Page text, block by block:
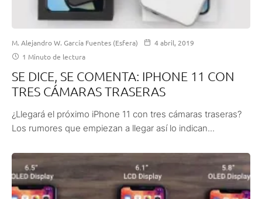
M. Alejandro W. García Fuentes (Esfera)
4 abril, 2019
1 Minuto de lectura
SE DICE, SE COMENTA: IPHONE 11 CON
TRES CÁMARAS TRASERAS
¿Llegará el próximo iPhone 11 con tres cámaras traseras?
Los rumores que empiezan a llegar así lo indican...